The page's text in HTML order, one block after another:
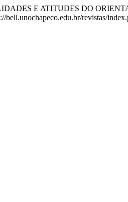
E ATITUDES DO
bell.unochapeco.edu.br/revistas/